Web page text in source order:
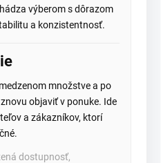
výberom s dôrazom
a konzistentnosť.
množstve a po
objaviť v ponuke. Ide
a zákazníkov, ktorí
dostupnosť,